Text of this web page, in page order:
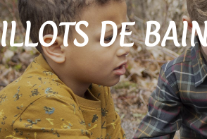
DE